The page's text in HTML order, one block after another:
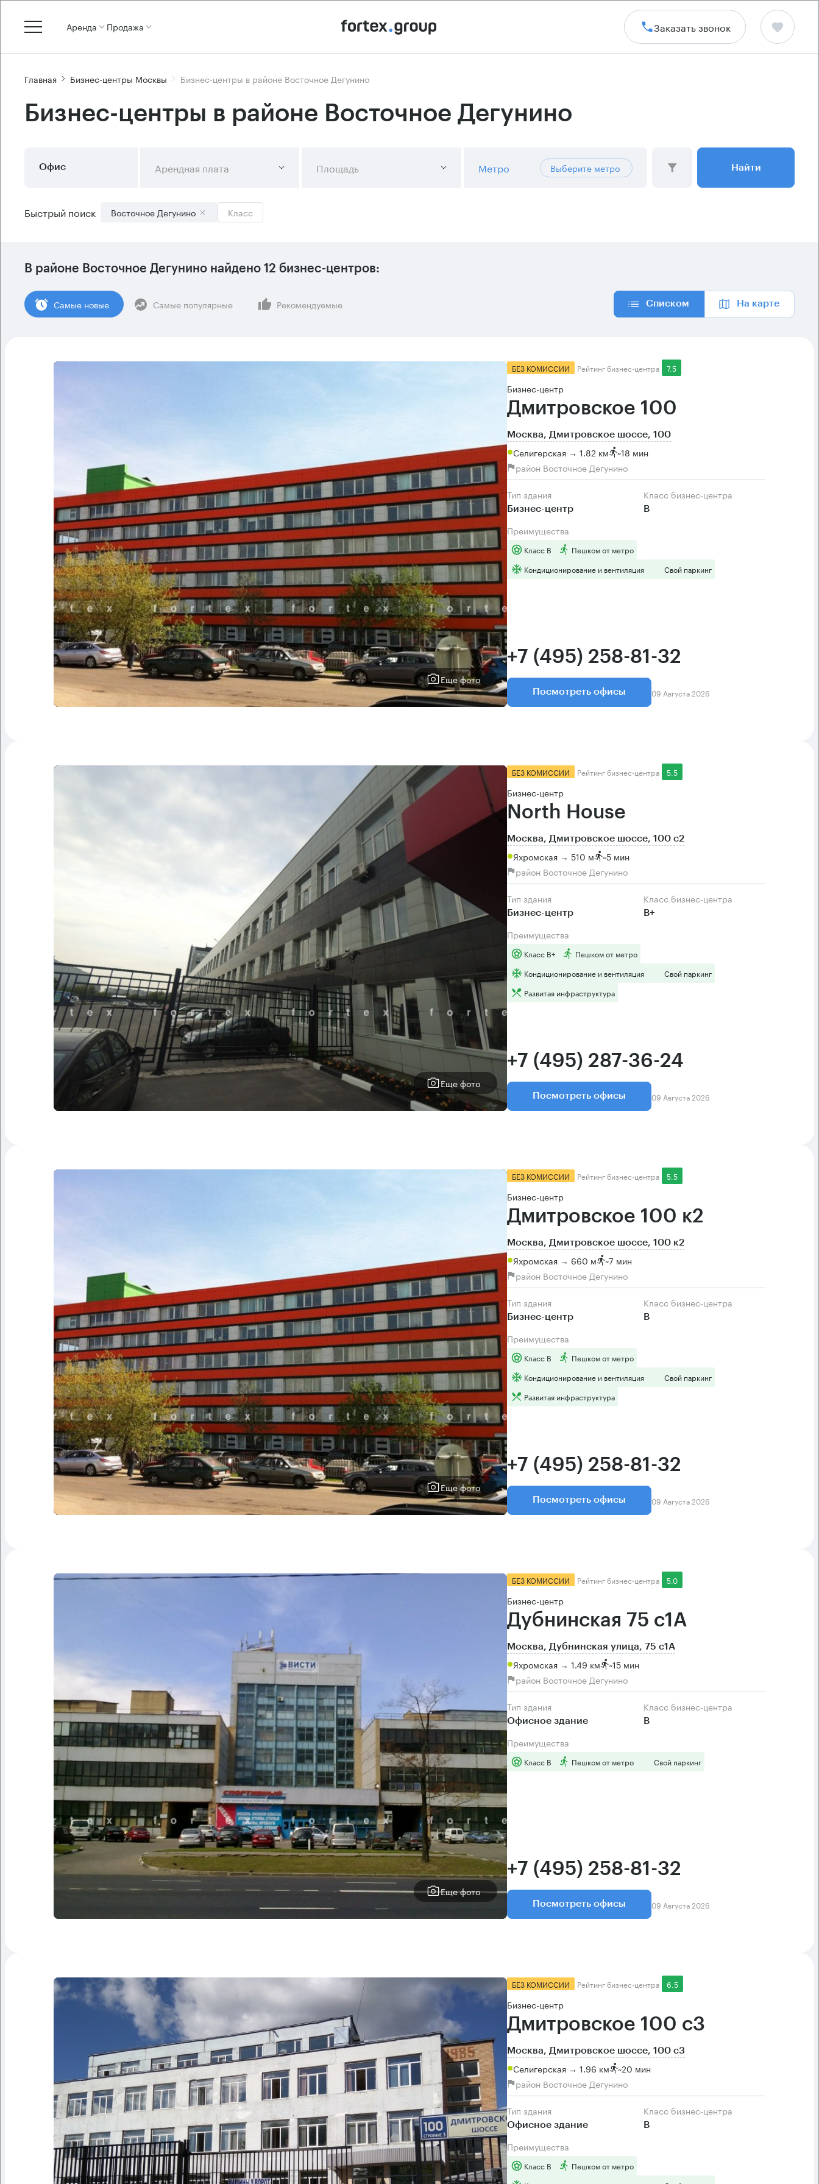
Аренда Продажа Заказать звонок
Главная Бизнес-центры Москвы Бизнес-центры в районе Восточное Дегунино
Бизнес-центры в районе Восточное Дегунино
Офис Арендная плата Площадь Метро Выберите метро Найти
Быстрый поиск Восточное Дегунино Класс
В районе Восточное Дегунино найдено 12 бизнес-центров:
Cамые новые Самые популярные Рекомендуемые Списком На карте
Еще фото
БЕЗ КОМИССИИ Рейтинг бизнес-центра 7.5
Бизнес-центр
Дмитровское 100
Москва, Дмитровское шоссе, 100
Селигерская → 1.82 км ~18 мин
район Восточное Дегунино
Тип здания
Бизнес-центр
Класс бизнес-центра
B
Преимущества
Класс B
Пешком от метро
Кондиционирование и вентиляция
Свой паркинг
+7 (495) 258-81-32
Посмотреть офисы 09 Августа 2026
Еще фото
БЕЗ КОМИССИИ Рейтинг бизнес-центра 5.5
Бизнес-центр
North House
Москва, Дмитровское шоссе, 100 с2
Яхромская → 510 м ~5 мин
район Восточное Дегунино
Тип здания
Бизнес-центр
Класс бизнес-центра
B+
Преимущества
Класс B+
Пешком от метро
Кондиционирование и вентиляция
Свой паркинг
Развитая инфраструктура
+7 (495) 287-36-24
Посмотреть офисы 09 Августа 2026
Еще фото
БЕЗ КОМИССИИ Рейтинг бизнес-центра 5.5
Бизнес-центр
Дмитровское 100 к2
Москва, Дмитровское шоссе, 100 к2
Яхромская → 660 м ~7 мин
район Восточное Дегунино
Тип здания
Бизнес-центр
Класс бизнес-центра
B
Преимущества
Класс B
Пешком от метро
Кондиционирование и вентиляция
Свой паркинг
Развитая инфраструктура
+7 (495) 258-81-32
Посмотреть офисы 09 Августа 2026
Еще фото
БЕЗ КОМИССИИ Рейтинг бизнес-центра 5.0
Бизнес-центр
Дубнинская 75 с1А
Москва, Дубнинская улица, 75 с1А
Яхромская → 1.49 км ~15 мин
район Восточное Дегунино
Тип здания
Офисное здание
Класс бизнес-центра
B
Преимущества
Класс B Пешком от метро Свой паркинг
+7 (495) 258-81-32
Посмотреть офисы 09 Августа 2026
БЕЗ КОМИССИИ Рейтинг бизнес-центра 6.5
Бизнес-центр
Дмитровское 100 с3
Москва, Дмитровское шоссе, 100 с3
Селигерская → 1.96 км ~20 мин
район Восточное Дегунино
Тип здания
Офисное здание
Класс бизнес-центра
B
Преимущества
Класс B
Пешком от метро